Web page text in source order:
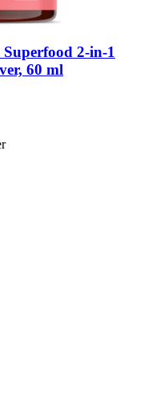
2-​in-​1
60 ml